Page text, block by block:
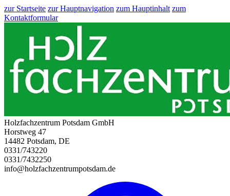
zur Startseite zur Hauptnavigation zum Hauptinhalt zum
Kontaktformular
Holzfachzentrum Potsdam GmbH
Horstweg 47
14482 Potsdam, DE
0331/743220
0331/7432250
info@holzfachzentrumpotsdam.de